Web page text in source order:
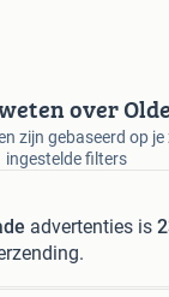
over
zijn gebaseerd op
ingestelde filters
advertenties is